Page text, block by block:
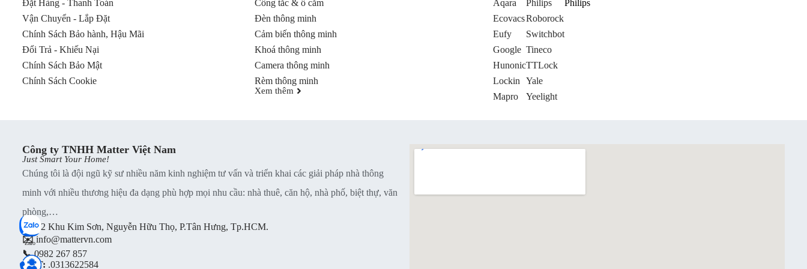
Zalo
Đặt Hàng - Thanh Toán
Vận Chuyển - Lắp Đặt
Chính Sách Bảo hành, Hậu Mãi
Đổi Trả - Khiếu Nại
Chính Sách Bảo Mật
Chính Sách Cookie
Công tắc & ổ cắm
Đèn thông minh
Cảm biến thông minh
Khoá thông minh
Camera thông minh
Rèm thông minh
Xem thêm
Aqara
Ecovacs
Eufy
Google
Hunonic
Lockin
Mapro
Philips
Roborock
Switchbot
Tineco
TTLock
Yale
Yeelight
Philips
Công ty TNHH Matter Việt Nam
Just Smart Your Home!
Chúng tôi là đội ngũ kỹ sư nhiều năm kinh nghiệm tư vấn và triển khai các giải pháp nhà thông
minh với nhiều thương hiệu đa dạng phù hợp mọi nhu cầu: nhà thuê, căn hộ, nhà phố, biệt thự, văn
phòng,…
📍B2 Khu Kim Sơn, Nguyễn Hữu Thọ, P.Tân Hưng, Tp.HCM.
✉️ info@mattervn.com
📞0982 267 857
MST: .0313622584